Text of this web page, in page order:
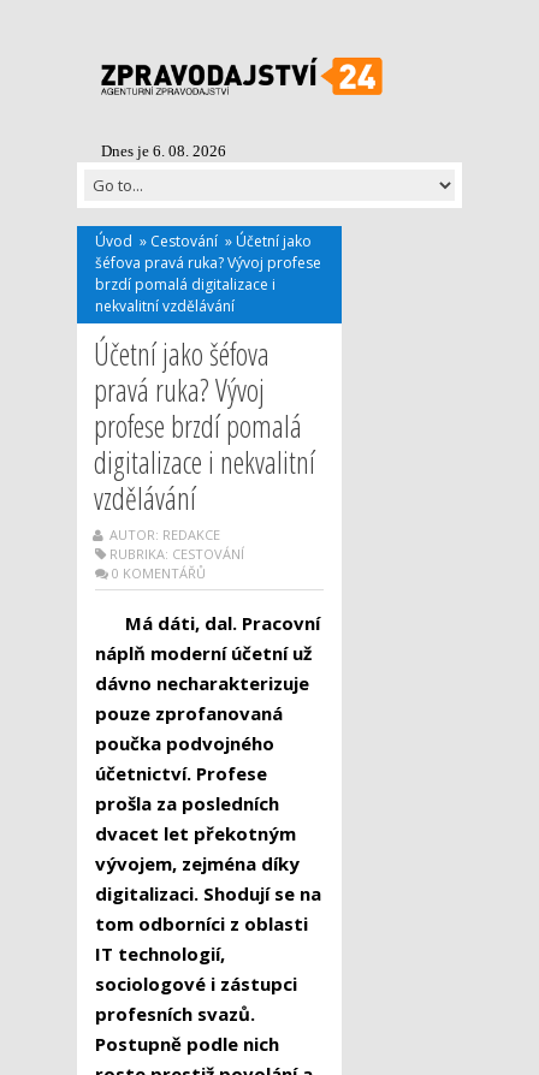
Dnes je 6. 08. 2026
Úvod » Cestování » Účetní jako
šéfova pravá ruka? Vývoj profese
brzdí pomalá digitalizace i
nekvalitní vzdělávání
Účetní jako šéfova
pravá ruka? Vývoj
profese brzdí pomalá
digitalizace i nekvalitní
vzdělávání
AUTOR: REDAKCE
RUBRIKA: CESTOVÁNÍ
0 KOMENTÁŘŮ
Má dáti, dal. Pracovní
náplň moderní účetní už
dávno necharakterizuje
pouze zprofanovaná
poučka podvojného
účetnictví. Profese
prošla za posledních
dvacet let překotným
vývojem, zejména díky
digitalizaci. Shodují se na
tom odborníci z oblasti
IT technologií,
sociologové i zástupci
profesních svazů.
Postupně podle nich